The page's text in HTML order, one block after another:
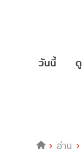
วันนี้ ดู
อ่าน